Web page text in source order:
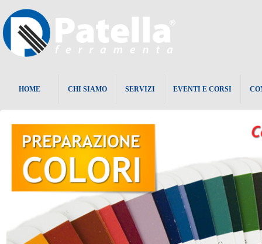
HOME CHI SIAMO SERVIZI EVENTI E CORSI